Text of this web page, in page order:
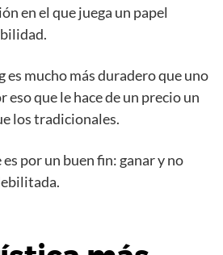
en el que juega un papel
es mucho más duradero que uno
eso que le hace de un precio un
los tradicionales.
por un buen fin: ganar y no